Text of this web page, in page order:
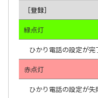
［登録］
緑点灯
ひかり電話の設定が完
赤点灯
ひかり電話の設定が失